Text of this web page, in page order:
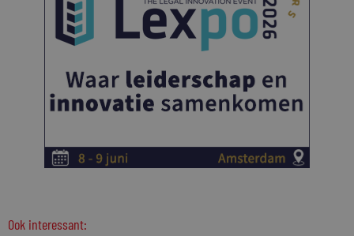
Ook interessant: